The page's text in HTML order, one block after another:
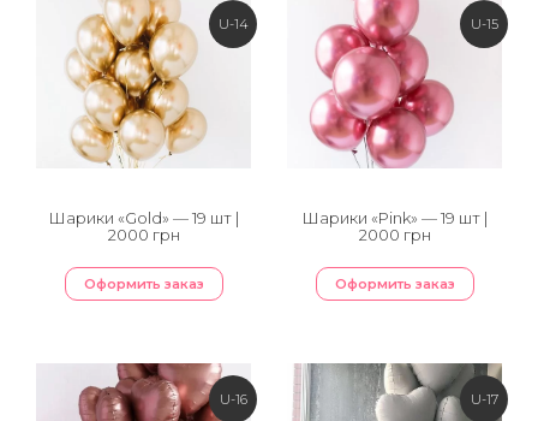
U-14
Шарики «Gold» — 19 шт |
2000 грн
Оформить заказ
U-15
Шарики «Pink» — 19 шт |
2000 грн
Оформить заказ
U-16 U-17